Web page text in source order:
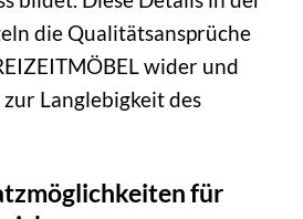
die Qualitätsansprüche
wider und
Langlebigkeit des
für